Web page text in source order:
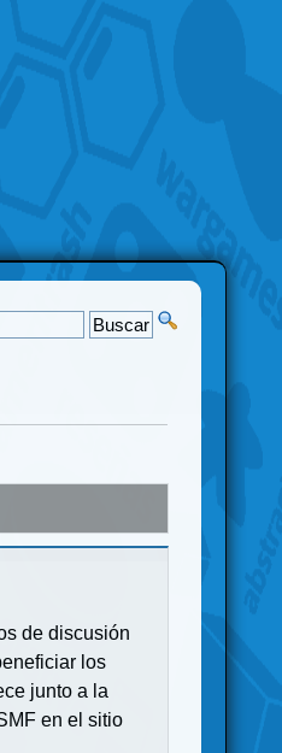
de discusión
los
junto a la
en el sitio